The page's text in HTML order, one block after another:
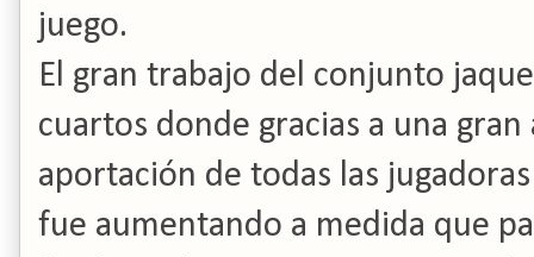
juego.
El gran trabajo del conjunto
cuartos donde gracias a una
aportación de todas las
fue aumentando a medida que